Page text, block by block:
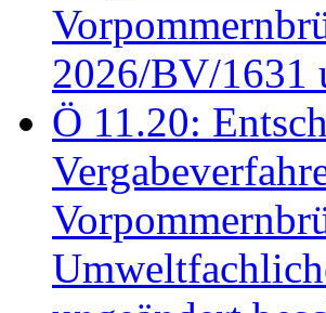
2026/BV/1631
Ö 11.20: